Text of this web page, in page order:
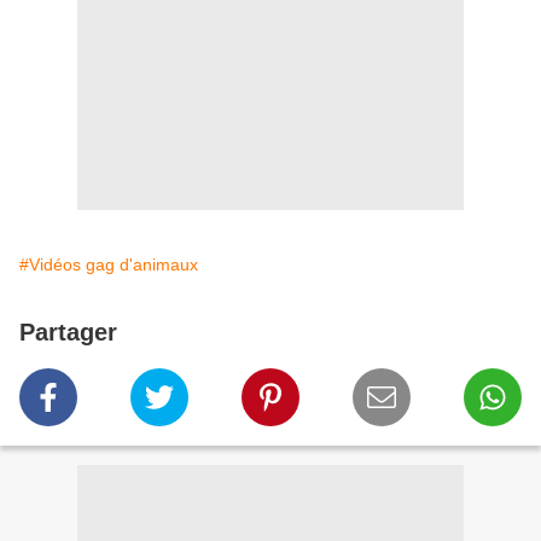
#Vidéos gag d'animaux
Partager